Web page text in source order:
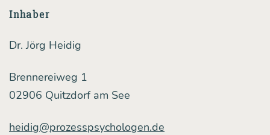
Inhaber
Dr. Jörg Heidig
Brennereiweg 1
02906 Quitzdorf am See
heidig@prozesspsychologen.de